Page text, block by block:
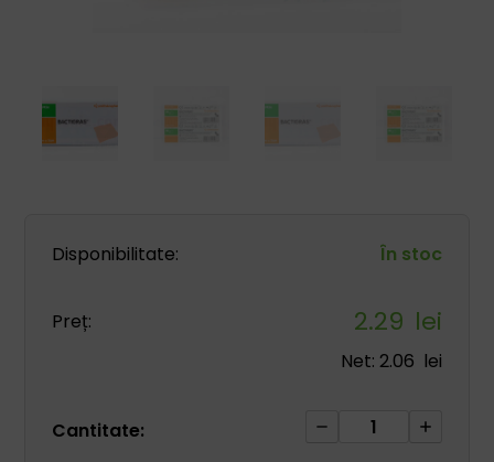
Disponibilitate: În stoc
Preț: 2.29 lei
Net: 2.06 lei
Cantitate:
Cantitate